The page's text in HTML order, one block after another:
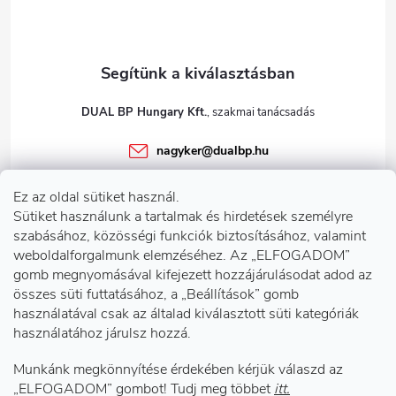
Ez az oldal sütiket használ.
Sütiket használunk a tartalmak és hirdetések személyre
szabásához, közösségi funkciók biztosításához, valamint
weboldalforgalmunk elemzéséhez. Az „ELFOGADOM”
gomb megnyomásával kifejezett hozzájárulásodat adod az
összes süti futtatásához, a „Beállítások” gomb
használatával csak az általad kiválasztott süti kategóriák
használatához járulsz hozzá.
Munkánk megkönnyítése érdekében kérjük válaszd az
„ELFOGADOM” gombot! Tudj meg többet itt.
Információk önnek
Telephelyeink
Facebook
DUAL BP Hungary Kft.
nagyker@dualbp.hu
dualbp.hu